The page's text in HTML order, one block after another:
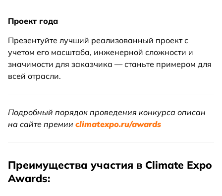
Проект года
Презентуйте лучший реализованный проект с
учетом его масштаба, инженерной сложности и
значимости для заказчика — станьте примером для
всей отрасли.
Подробный порядок проведения конкурса описан
на сайте премии climatexpo.ru/awards
Преимущества участия в Climate Expo
Awards: